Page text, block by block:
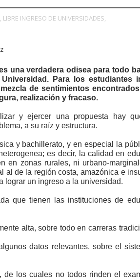
LIBRE INGRESO DE UNIVERSIDADES,
una verdadera odisea para todo
Para los estudiantes
de sentimientos
realización y fracaso.
y ejercer una propuesta hay
a su raíz y estructura.
y bachillerato, y en especial la
es decir, la calidad en
en zonas rurales, ni urbano-
al de la región costa, amazónica e
lograr un ingreso a la universidad.
que tienen las instituciones de
alta, sobre todo en carreras
datos relevantes, sobre el
de los cuales no todos rinden el